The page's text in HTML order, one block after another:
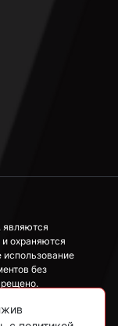
являются
охраняются
использование
без